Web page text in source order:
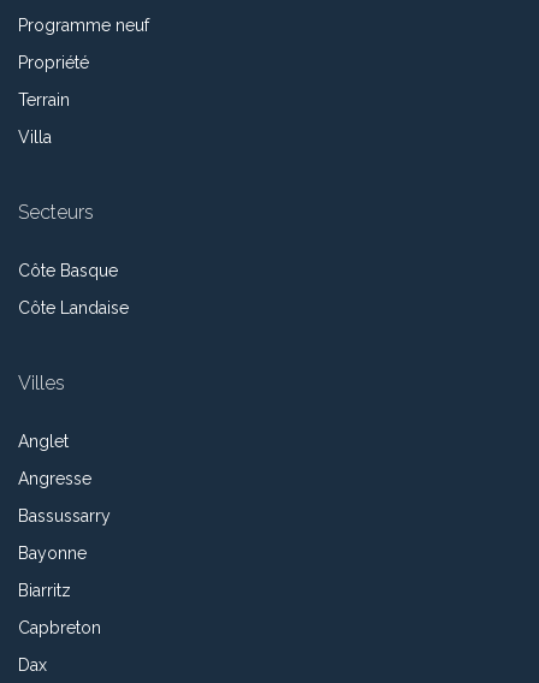
Programme neuf
Propriété
Terrain
Villa
Secteurs
Côte Basque
Côte Landaise
Villes
Anglet
Angresse
Bassussarry
Bayonne
Biarritz
Capbreton
Dax